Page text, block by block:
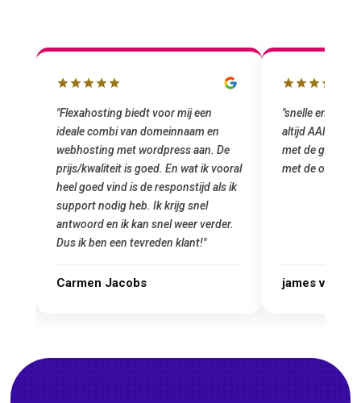
aan. De
wat ik vooral
als ik
verder.
"snelle en vriendelijke service. staat
altijd AAN (: fijne prijzen vergeleken
met de grote jongens en dus nu al blij
met de overstap!"
james van oranje